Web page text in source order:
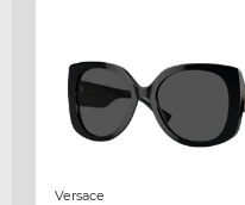
Versace